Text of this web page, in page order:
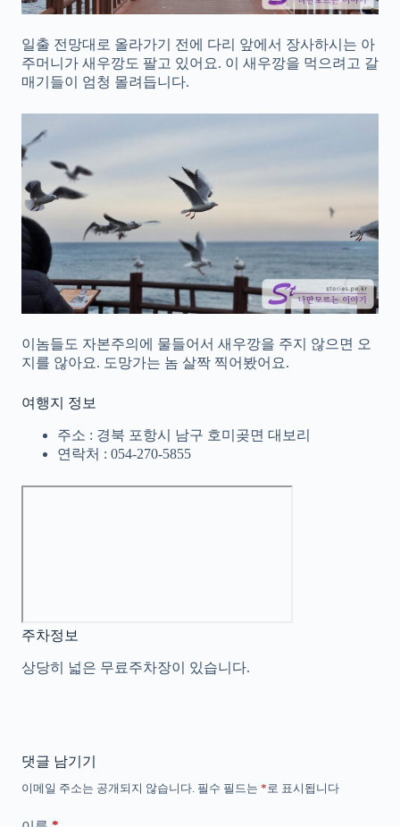
일출 전망대로 올라가기 전에 다리 앞에서 장사하시는 아
주머니가 새우깡도 팔고 있어요. 이 새우깡을 먹으려고 갈
매기들이 엄청 몰려듭니다.
이놈들도 자본주의에 물들어서 새우깡을 주지 않으면 오
지를 않아요. 도망가는 놈 살짝 찍어봤어요.
여행지 정보
주소 : 경북 포항시 남구 호미곶면 대보리
연락처 : 054-270-5855
주차정보
상당히 넓은 무료주차장이 있습니다.
댓글 남기기
이메일 주소는 공개되지 않습니다. 필수 필드는 *로 표시됩니다